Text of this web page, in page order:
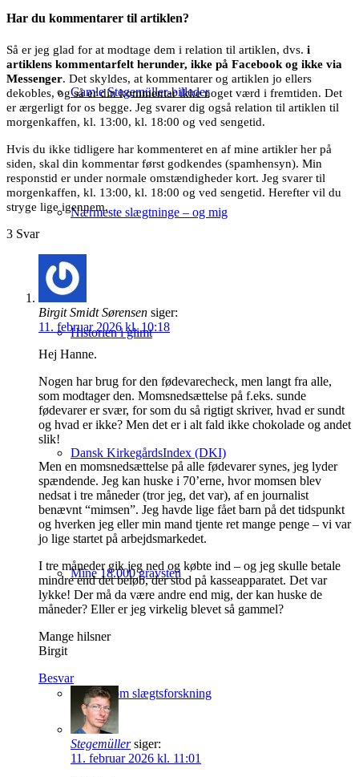
Gamle Stegemüller-billeder
Nærmeste slægtninge – og mig
Historien i glimt
Dansk KirkegårdsIndex (DKI)
Mine 18.000 gravsten
Artikler om slægtsforskning
Har du kommentarer til artiklen?
Så er jeg glad for at modtage dem i relation til artiklen, dvs. i
artiklens kommentarfelt herunder, ikke på Facebook og ikke via
Messenger. Det skyldes, at kommentarer og artiklen jo ellers
dekobles, og så er din kommentar ikke noget værd i fremtiden. Det
er ærgerligt for os begge. Jeg svarer dig også relation til artiklen til
morgenkaffen, kl. 13:00, kl. 18:00 og ved sengetid.
Hvis du ikke tidligere har kommenteret en af mine artikler her på
siden, skal din kommentar først godkendes (spamhensyn). Min
responstid er under normale omstændigheder kort. Jeg svarer til
morgenkaffen, kl. 13:00, kl. 18:00 og ved sengetid. Herefter vil du
stryge lige igennem.
3 Svar
Birgit Smidt Sørensen siger:
11. februar 2026 kl. 10:18
Hej Hanne.
Nogen har brug for den fødevarecheck, men langt fra alle,
som modtager den. Momsnedsættelse på f.eks. sunde
fødevarer er svær, for som du så rigtigt skriver, hvad er sundt
og hvad er ikke? Men det er i alt fald ikke chokolade og andet
slik!
Men en momsnedsættelse på alle fødevarer synes, jeg lyder
spændende. Jeg kan huske i 70’erne, hvor momsen blev
nedsat i tre måneder (tror jeg, det var), af en journalist
benævnt “mimsen”. Jeg havde lige fået barn på det tidspunkt
og hverken jeg eller min mand tjente ret mange penge – vi var
jo lige startet på arbejdsmarkedet.
I tre måneder gik jeg ned og købte ind – og jeg skulle betale
mindre end det beløb, der stod på kasseapparatet. Det var
lykke! Der må da være andre end mig, der kan huske de
måneder? Eller er jeg virkelig blevet så gammel?
Mange hilsner
Birgit
Besvar
Stegemüller siger:
11. februar 2026 kl. 11:01